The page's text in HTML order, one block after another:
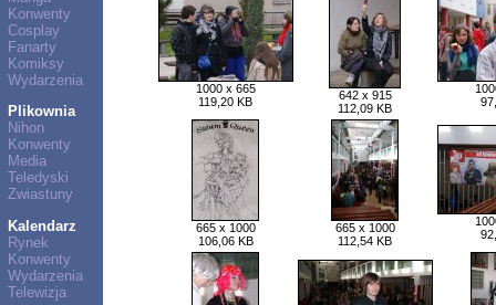
Konwenty
Cosplay
Fanarty
Komiksy
Wydarzenia
Plikownia
Nihon
Konwenty
Media
Teledyski
Zwiastuny
Kalendarz
Rynek
Konwenty
Wydarzenia
Telewizja
1000 x 665
119,20 KB
642 x 915
112,09 KB
665 x 1000
106,06 KB
665 x 1000
112,54 KB